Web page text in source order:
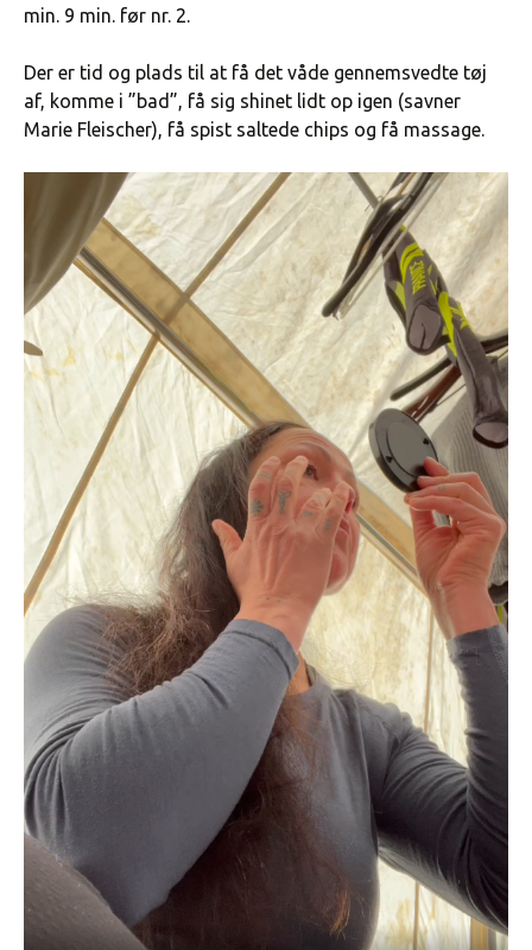
min. 9 min. før nr. 2.
Der er tid og plads til at få det våde gennemsvedte tøj
af, komme i ”bad”, få sig shinet lidt op igen (savner
Marie Fleischer), få spist saltede chips og få massage.